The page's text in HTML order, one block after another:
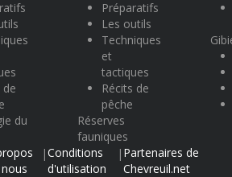
de
du
Préparatifs
Les outils
Techniques
et
tactiques
Récits de
pêche
Réserves
fauniques
|Conditions
d'utilisation
| Partenaires de
Chevreuil.net